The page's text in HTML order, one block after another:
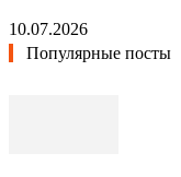
10.07.2026
Популярные посты